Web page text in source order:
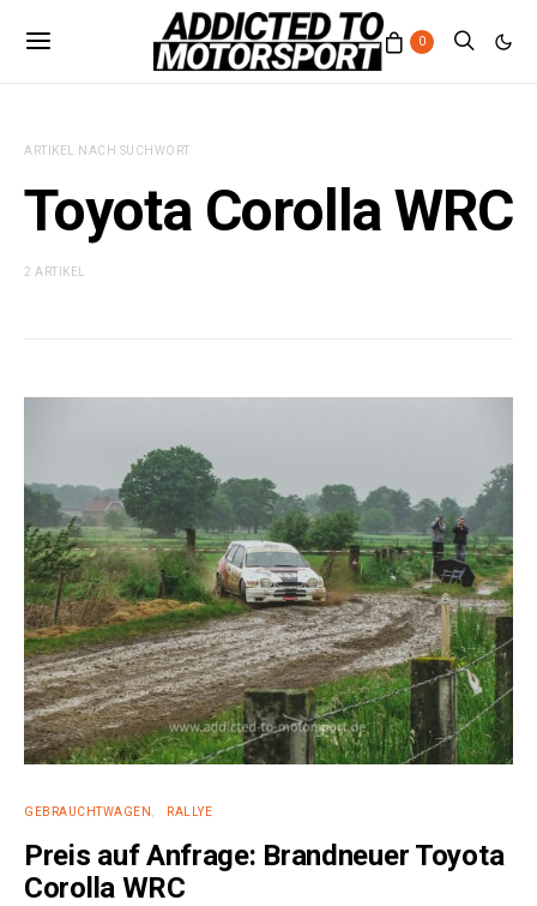
0
ARTIKEL NACH SUCHWORT
Toyota Corolla WRC
2 ARTIKEL
GEBRAUCHTWAGEN RALLYE
Preis auf Anfrage: Brandneuer Toyota
Corolla WRC